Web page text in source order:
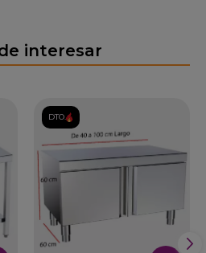
interesar
DTO.